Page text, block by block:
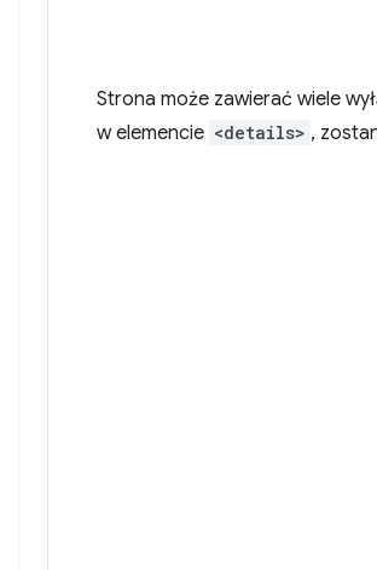
Strona może zawierać wiele
w elemencie <details> ,